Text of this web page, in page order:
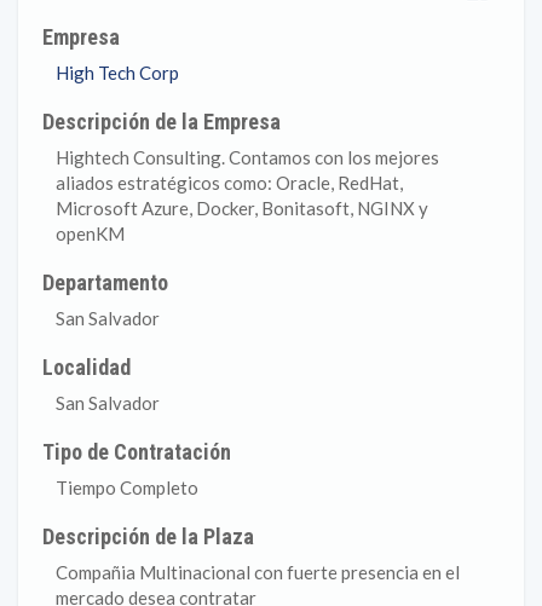
Empresa
High Tech Corp
Descripción de la Empresa
Hightech Consulting. Contamos con los mejores
aliados estratégicos como: Oracle, RedHat,
Microsoft Azure, Docker, Bonitasoft, NGINX y
openKM
Departamento
San Salvador
Localidad
San Salvador
Tipo de Contratación
Tiempo Completo
Descripción de la Plaza
Compañia Multinacional con fuerte presencia en el
mercado desea contratar